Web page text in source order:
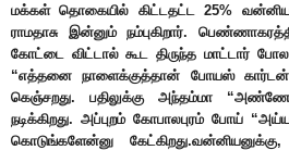
மக்கள் தொகையில் கிட்டதட்ட 25%
ராமதாசு இன்னும் நம்புகிறார்.
கோட்டை விட்டால் கூட திருந்த மாட்டார்
“எத்தனை நாளைக்குத்தான் போயஸ்
கெஞ்சறது. பதிலுக்கு அந்தம்மா
நடிக்கிறது. அப்புறம் கோபாலபுரம் போய்
கொடுங்களேன்னு